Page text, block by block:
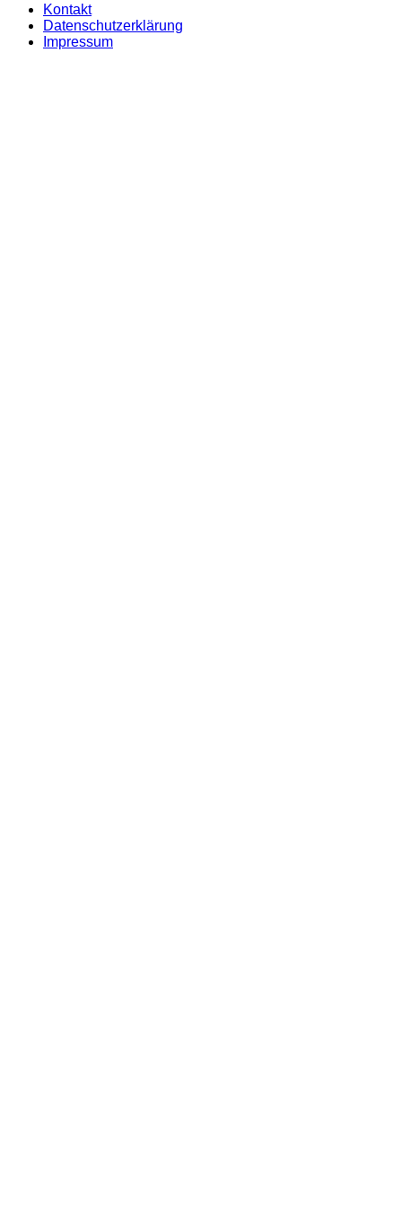
Kontakt
Datenschutzerklärung
Impressum